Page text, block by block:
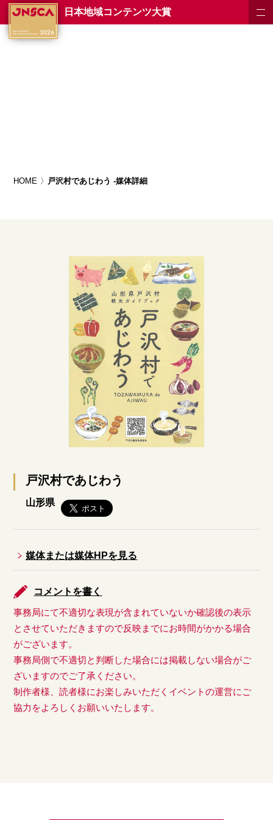
日本地域コンテンツ大賞
HOME 戸沢村であじわう -媒体詳細
戸沢村であじわう
山形県
媒体または媒体HPを見る
コメントを書く
事務局にて不適切な表現が含まれていないか確認後の表示
とさせていただきますので反映までにお時間がかかる場合
がございます。
事務局側で不適切と判断した場合には掲載しない場合がご
ざいますのでご了承ください。
制作者様、読者様にお楽しみいただくイベントの運営にご
協力をよろしくお願いいたします。